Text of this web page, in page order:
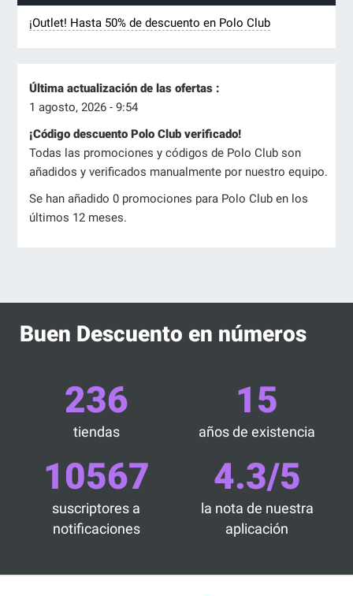
¡Outlet! Hasta 50% de descuento en Polo Club
Última actualización de las ofertas :
1 agosto, 2026 - 9:54
¡Código descuento Polo Club verificado!
Todas las promociones y códigos de Polo Club son
añadidos y verificados manualmente por nuestro equipo.
Se han añadido 0 promociones para Polo Club en los
últimos 12 meses.
Buen Descuento en números
236
tiendas
15
años de existencia
10567
suscriptores a
notificaciones
4.3/5
la nota de nuestra
aplicación